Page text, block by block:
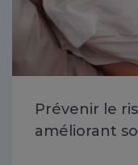
Prévenir le
améliorant